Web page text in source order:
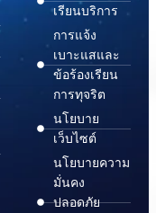
เรียนบริการ
การแจ้ง
เบาะแสและ
ข้อร้องเรียน
การทุจริต
นโยบาย
เว็บไซต์
นโยบายความ
มั่นคง
ปลอดภัย